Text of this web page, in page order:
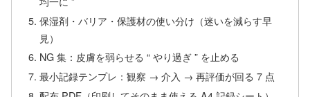
保湿剤・バリア・保護材の使い分け（迷いを減らす早
見）
NG 集：皮膚を弱らせる “ やり過ぎ ” を止める
最小記録テンプレ：観察 → 介入 → 再評価が回る 7 点